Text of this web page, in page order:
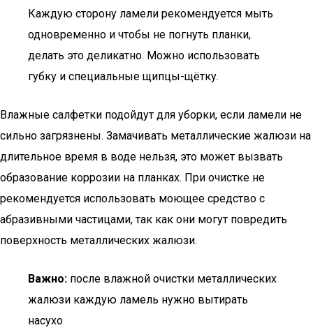
Каждую сторону ламели рекомендуется мыть
одновременно и чтобы не погнуть планки,
делать это деликатно. Можно использовать
губку и специальные щипцы-щётку.
Влажные салфетки подойдут для уборки, если ламели не
сильно загрязнены. Замачивать металлические жалюзи на
длительное время в воде нельзя, это может вызвать
образование коррозии на планках. При очистке не
рекомендуется использовать моющее средство с
абразивными частицами, так как они могут повредить
поверхность металлических жалюзи.
Важно: после влажной очистки металлических
жалюзи каждую ламель нужно вытирать
насухо